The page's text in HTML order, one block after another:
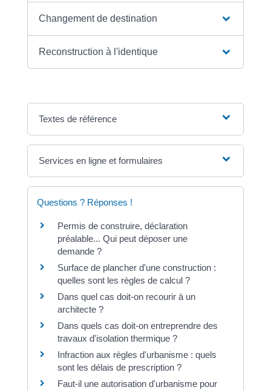
Changement de destination
Reconstruction à l'identique
Textes de référence
Services en ligne et formulaires
Questions ? Réponses !
Permis de construire, déclaration
préalable... Qui peut déposer une
demande ?
Surface de plancher d'une construction :
quelles sont les règles de calcul ?
Dans quel cas doit-on recourir à un
architecte ?
Dans quels cas doit-on entreprendre des
travaux d'isolation thermique ?
Infraction aux règles d'urbanisme : quels
sont les délais de prescription ?
Faut-il une autorisation d'urbanisme pour